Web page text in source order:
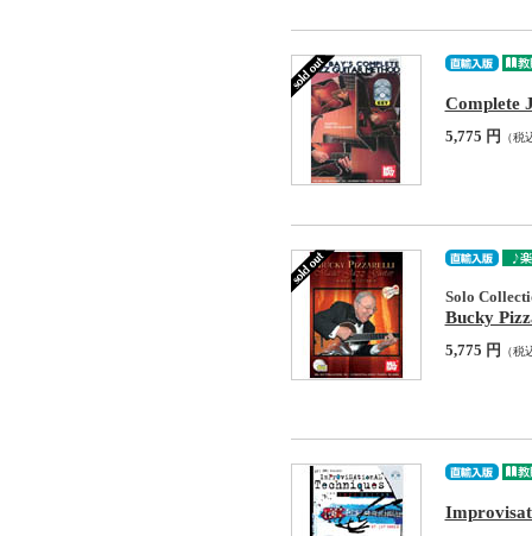
Complete
5,775 円 （税
Solo
Bucky
5,775 円 （税